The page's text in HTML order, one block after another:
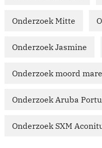
Onderzoek Mitte
Onderzoek Jasmine
Onderzoek moord
Onderzoek Aruba
Onderzoek SXM